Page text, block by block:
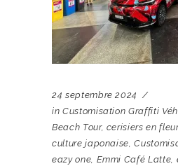
24 septembre 2024
in Customisation Graffiti
Beach Tour, cerisiers en
culture japonaise,
eazy one, Emmi Café Latte,